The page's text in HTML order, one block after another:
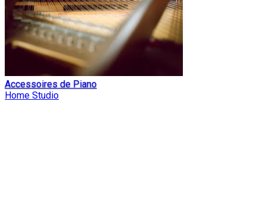
Accessoires de Piano
Home Studio